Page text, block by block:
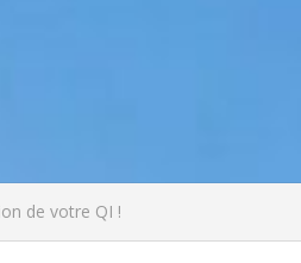
de votre QI !